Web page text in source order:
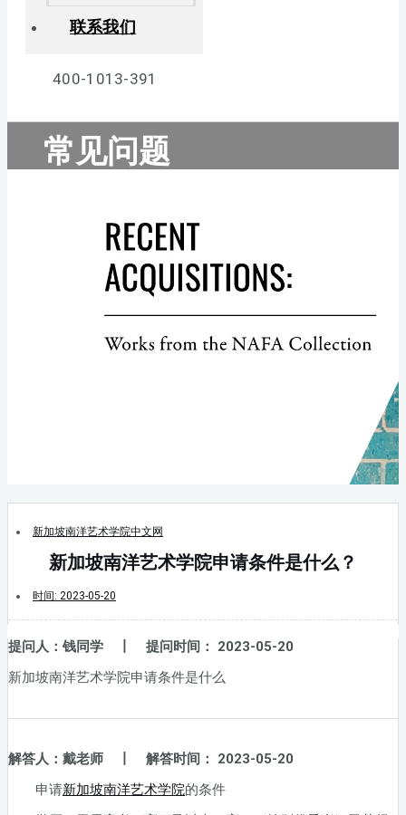
联系我们
400-1013-391
常见问题
新加坡南洋艺术学院中文网
新加坡南洋艺术学院申请条件是什么？
时间: 2023-05-20
提问人：钱同学 丨 提问时间： 2023-05-20
新加坡南洋艺术学院申请条件是什么
解答人：戴老师 丨 解答时间： 2023-05-20
申请新加坡南洋艺术学院的条件